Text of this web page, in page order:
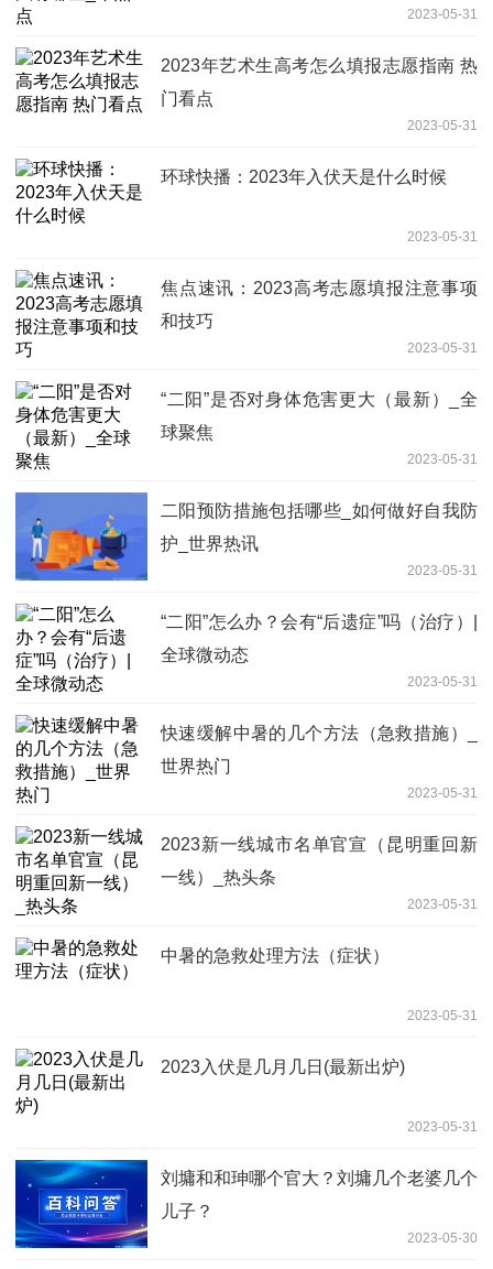
2023-05-31
2023年艺术生高考怎么填报志愿指南 热
门看点
2023-05-31
环球快播：2023年入伏天是什么时候
2023-05-31
焦点速讯：2023高考志愿填报注意事项
和技巧
2023-05-31
“二阳”是否对身体危害更大（最新）_全
球聚焦
2023-05-31
二阳预防措施包括哪些_如何做好自我防
护_世界热讯
2023-05-31
“二阳”怎么办？会有“后遗症”吗（治疗）|
全球微动态
2023-05-31
快速缓解中暑的几个方法（急救措施）_
世界热门
2023-05-31
2023新一线城市名单官宣（昆明重回新
一线）_热头条
2023-05-31
中暑的急救处理方法（症状）
2023-05-31
2023入伏是几月几日(最新出炉)
2023-05-31
刘墉和和珅哪个官大？刘墉几个老婆几个
儿子？
2023-05-30